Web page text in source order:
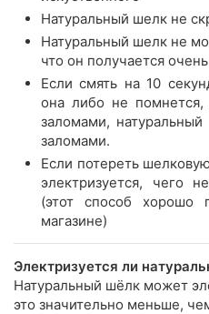
Натуральный шелк не
Натуральный шелк не
что он получается
Если смять на 10
она либо не
заломами,
заломами.
Если потереть
электризуется, чего
(этот способ хорошо
магазине)
Электризуется ли
Натуральный шёлк может
это значительно меньше,